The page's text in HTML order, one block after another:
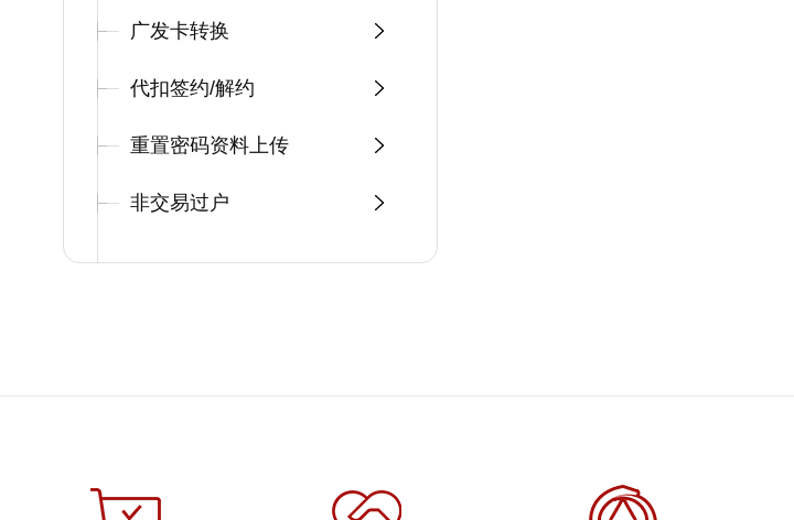
广发卡转换
代扣签约/解约
重置密码资料上传
非交易过户